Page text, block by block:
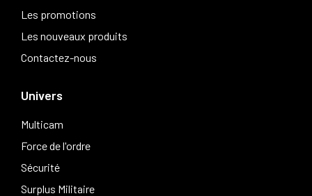
Les promotions
Les nouveaux produits
Contactez-nous
Univers
Multicam
Force de l'ordre
Sécurité
Surplus Militaire